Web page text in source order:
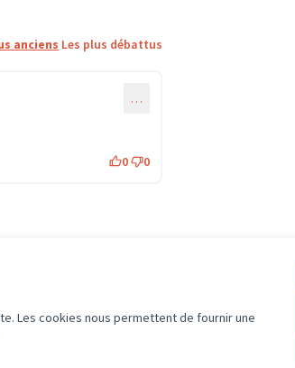
Les cookies nous permettent de fournir une
anciens Les plus débattus
…
0 0